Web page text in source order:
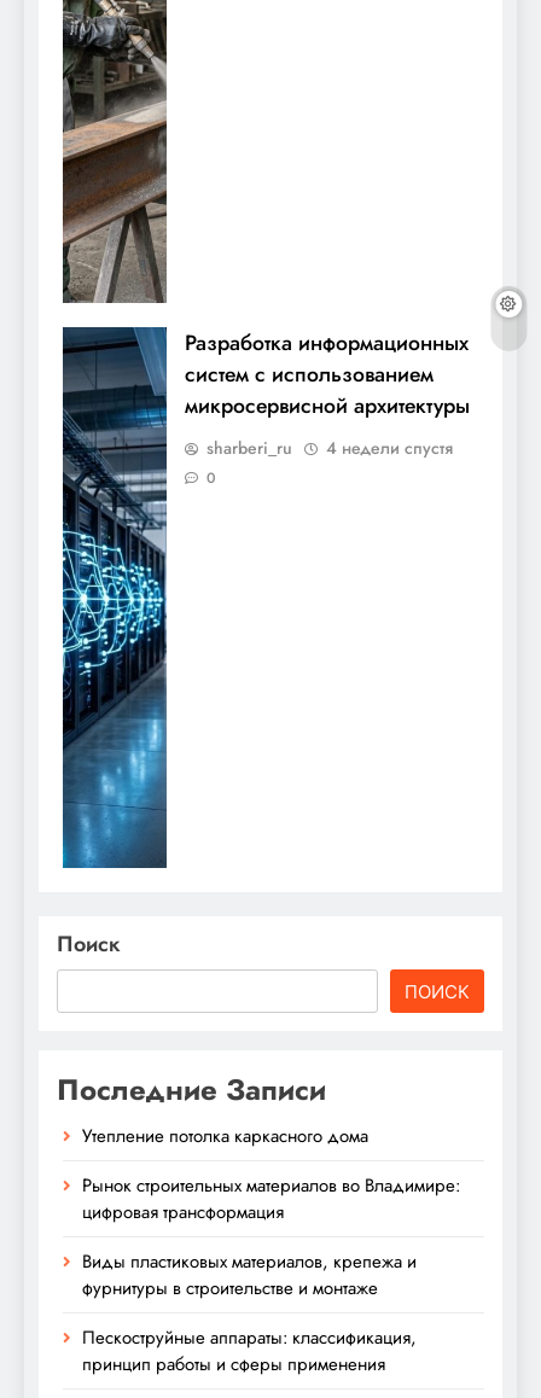
Разработка информационных
систем с использованием
микросервисной архитектуры
sharberi_ru 4 недели спустя
0
Поиск
ПОИСК
Последние Записи
Утепление потолка каркасного дома
Рынок строительных материалов во Владимире:
цифровая трансформация
Виды пластиковых материалов, крепежа и
фурнитуры в строительстве и монтаже
Пескоструйные аппараты: классификация,
принцип работы и сферы применения